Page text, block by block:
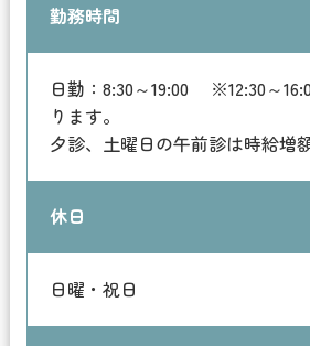
勤務時間
日勤：8:30～19:00 ※12:30～
ります。
夕診、土曜日の午前診は時給増
休日
日曜・祝日